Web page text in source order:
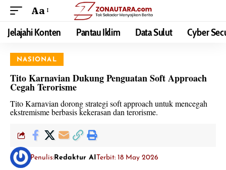
Aa
Jelajahi Konten Pantau Iklim Data Sulut Cyber
NASIONAL
Tito Karnavian Dukung Penguatan Soft Approach
Cegah Terorisme
Tito Karnavian dorong strategi soft approach untuk mencegah
ekstremisme berbasis kekerasan dan terorisme.
Penulis: Redaktur AITerbit: 18 May 2026